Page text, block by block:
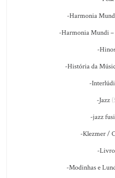
-Harmonia
-Harmonia Mundi –
-
-História da
-
-Jazz
-jazz
-Klezmer /
-
-Modinhas e